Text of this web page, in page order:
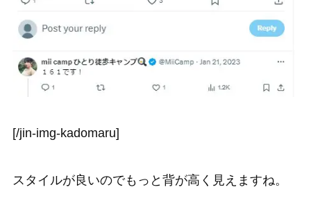
[/jin-img-kadomaru]
スタイルが良いのでもっと背が高く見えますね。